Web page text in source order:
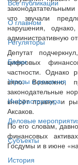
Все публикации
О главном
Регуляторы
Банки
Угрозы и решения
Инфраструктура
Деловые
Субъекты
История
что звучали
нарушения,
административную
Депутат
цифровых
частности. Однако
вяло. Возможно,
законодательные
внесёт правки, и
Аксаков.
По его словам,
финансовых
Госдумы и в июне